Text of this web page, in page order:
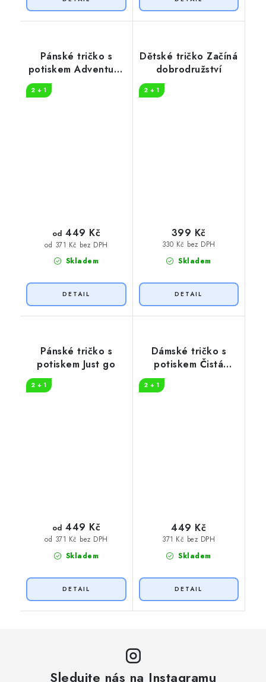
Pánské tričko s
potiskem Adventure
2 + 1
Skladem
od 371 Kč bez DPH
od 449 Kč
Dětské tričko Začíná
dobrodružství
2 + 1
Skladem
330 Kč bez DPH
399 Kč
Pánské tričko s
potiskem Just go
2 + 1
Skladem
od 371 Kč bez DPH
od 449 Kč
Dámské tričko s
potiskem Čistá
záležitost pruhy
2 + 1
Skladem
371 Kč bez DPH
449 Kč
Sledujte nás na Instagramu